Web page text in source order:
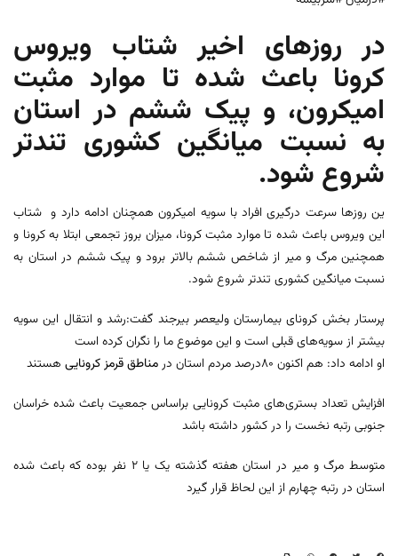
در روز‌های اخیر شتاب ویروس
کرونا باعث شده تا موارد مثبت
امیکرون، و پیک ششم در استان
به نسبت میانگین کشوری تندتر
شروع شود.
ین روزها سرعت درگیری افراد با سویه امیکرون همچنان ادامه دارد و شتاب
این ویروس باعث شده تا موارد مثبت کرونا، میزان بروز تجمعی ابتلا به کرونا و
همچنین مرگ و میر از شاخص ششم بالاتر برود و پیک ششم در استان به
نسبت میانگین کشوری تندتر شروع شود.
پرستار بخش کرونای بیمارستان ولیعصر بیرجند گفت:رشد و انتقال این سویه
بیشتر از سویه‌های قبلی است و این موضوع ما را نگران کرده است
او ادامه داد: هم اکنون ۸۰درصد مردم استان در
مناطق قرمز کرونایی هستند
افزایش تعداد بستری‌های مثبت کرونایی براساس جمعیت باعث شده خراسان
جنوبی رتبه نخست را در کشور داشته باشد
متوسط مرگ و میر در استان هفته گذشته یک یا ۲ نفر بوده که باعث شده
استان در رتبه چهارم از این لحاظ قرار گیرد